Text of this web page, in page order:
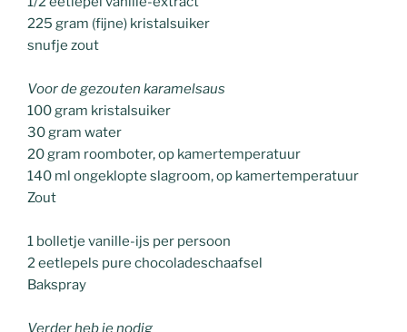
225 gram (fijne) kristalsuiker
snufje zout
Voor de gezouten karamelsaus
100 gram kristalsuiker
30 gram water
20 gram roomboter, op kamertemperatuur
140 ml ongeklopte slagroom, op kamertemperatuur
Zout
1 bolletje vanille-ijs per persoon
2 eetlepels pure chocoladeschaafsel
Bakspray
Verder heb je nodig